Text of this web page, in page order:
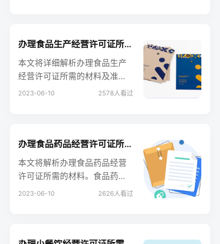
要求，并咨询相关部门，以确
保准备所需的健康证人数。
办理食品生产经营许可证所需材料及准备要点解析
本文将详细解析办理食品生产
经营许可证所需的材料及准备
要点。食品生产经营许可证是
文的指导，读者将了解办理食
品生产经营许可证所需的常见
材料，以便顺利进行申请和办
理手续。
2023-06-10 2578人看过
办理食品药品经营许可证所需材料解析
本文将解析办理食品药品经营
许可证所需的材料。食品药品
经营许可证是从事食品和药品
2023-06-10 2626人看过